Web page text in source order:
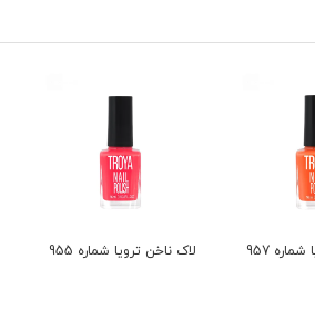
957 لاک ناخن ترویا شماره 955